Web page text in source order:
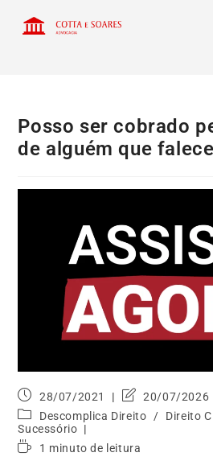
Posso ser cobrado
de alguém que
28/07/2021
20/07/2026
Descomplica Direito
/ Direito
Sucessório
1 minuto de leitura